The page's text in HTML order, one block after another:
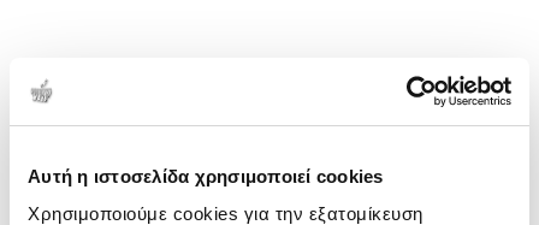
Αυτή η ιστοσελίδα χρησιμοποιεί cookies
Χρησιμοποιούμε cookies για την εξατομίκευση